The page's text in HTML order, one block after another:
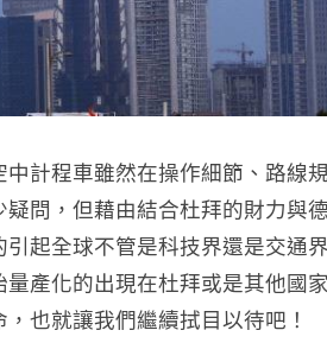
計程車雖然在操作細節、路線
問，但藉由結合杜拜的財力與
起全球不管是科技界還是交通
產化的出現在杜拜或是其他國
也就讓我們繼續拭目以待吧！